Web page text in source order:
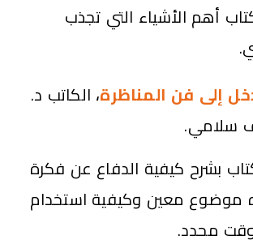
أهم الأشياء التي تجذب
إلى فن المناظرة، الكاتب د.
سلامي.
بشرح كيفية الدفاع عن فكرة
موضوع معين وكيفية استخدام
محدد.